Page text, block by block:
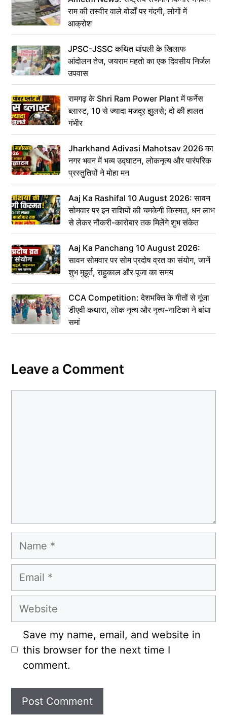
राम की तस्वीर वाले बोर्डों पर गंदगी, लोगों में
आक्रोश
JPSC-JSSC कथित धांधली के खिलाफ
आंदोलन तेज, जयराम महतो का एक दिवसीय निर्जल
उपवास
रामगढ़ के Shri Ram Power Plant में फर्नेस
ब्लास्ट, 10 से ज्यादा मजदूर झुलसे; दो की हालत
गंभीर
Jharkhand Adivasi Mahotsav 2026 का
नगर भवन में भव्य उद्घाटन, लोकनृत्य और पारंपरिक
प्रस्तुतियों ने मोहा मन
Aaj Ka Rashifal 10 August 2026: सावन
सोमवार पर इन राशियों की चमकेगी किस्मत, धन लाभ
से लेकर नौकरी-कारोबार तक मिलेंगे शुभ संकेत
Aaj Ka Panchang 10 August 2026:
सावन सोमवार पर सोम प्रदोष व्रत का संयोग, जानें
शुभ मुहूर्त, राहुकाल और पूजा का समय
CCA Competition: देशभक्ति के गीतों से गूंजा
डीएवी कथारा, लोक नृत्य और नृत्य-नाटिका ने बांधा
समां
Leave a Comment
Name
Email
Website
Save my name, email, and website in
this browser for the next time I
comment.